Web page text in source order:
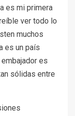
es mi primera
ver todo lo
muchos
es un país
es
sólidas entre